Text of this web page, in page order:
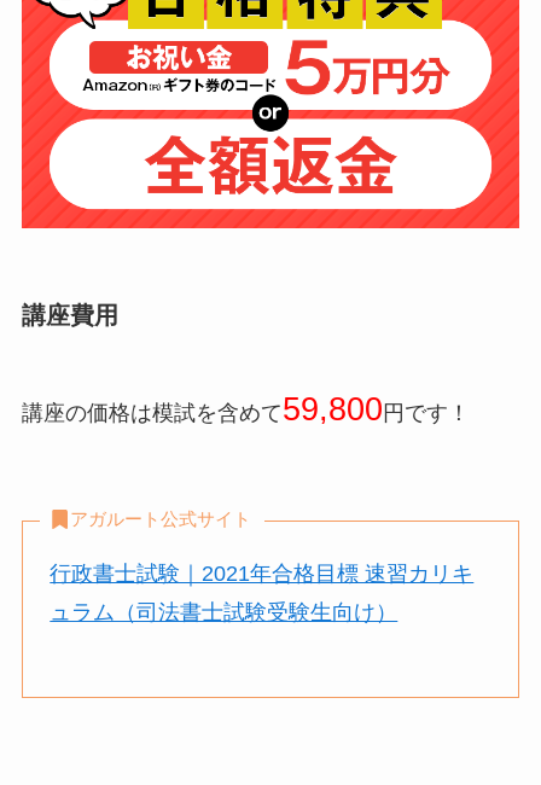
講座費用
講座の価格は模試を含めて59,800円です！
アガルート公式サイト
行政書士試験｜2021年合格目標 速習カリキ
ュラム（司法書士試験受験生向け）